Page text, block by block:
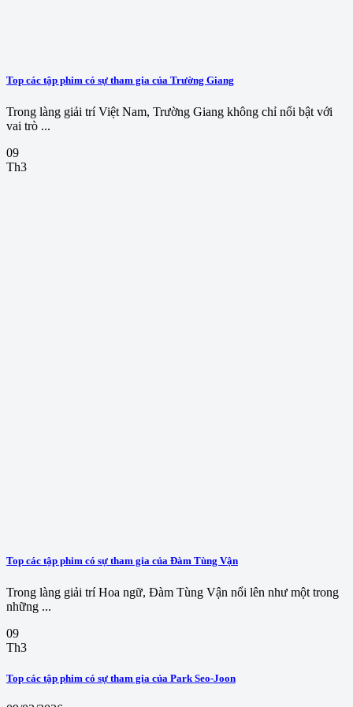
Top các tập phim có sự tham gia của Trường Giang
Trong làng giải trí Việt Nam, Trường Giang không chỉ nổi bật với
vai trò ...
09
Th3
Top các tập phim có sự tham gia của Đàm Tùng Vận
Trong làng giải trí Hoa ngữ, Đàm Tùng Vận nổi lên như một trong
những ...
09
Th3
Top các tập phim có sự tham gia của Park Seo-Joon